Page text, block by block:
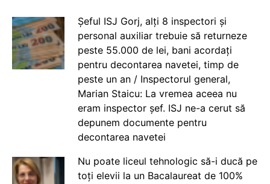
Șeful ISJ Gorj, alți 8 inspectori și
personal auxiliar trebuie să returneze
peste 55.000 de lei, bani acordați
pentru decontarea navetei, timp de
peste un an / Inspectorul general,
Marian Staicu: La vremea aceea nu
eram inspector șef. ISJ ne-a cerut să
depunem documente pentru
decontarea navetei
Nu poate liceul tehnologic să-i ducă pe
toți elevii la un Bacalaureat de 100%